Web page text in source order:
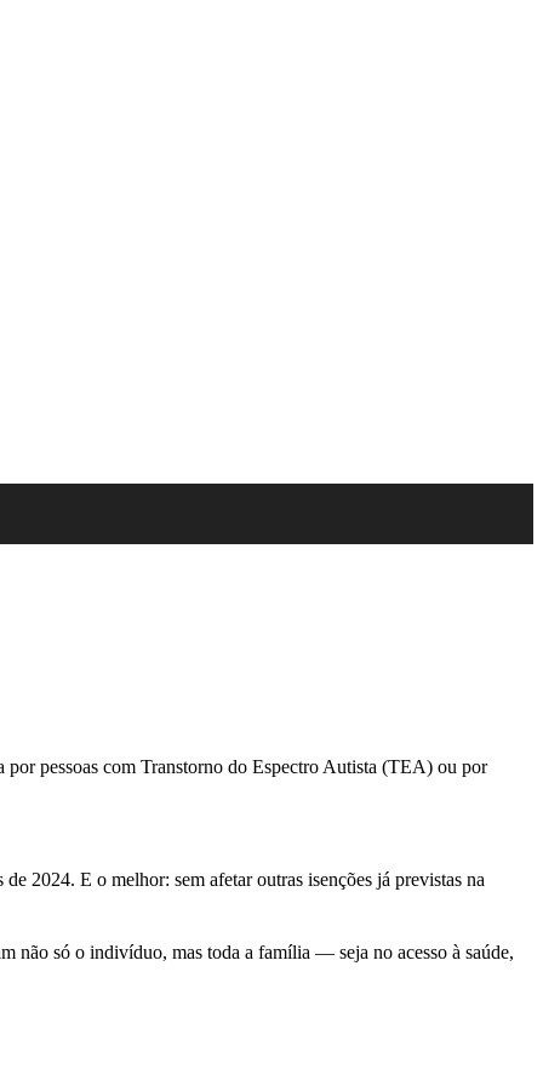
pessoas com Transtorno do Espectro Autista (TEA) ou por
2024. E o melhor: sem afetar outras isenções já previstas na
não só o indivíduo, mas toda a família — seja no acesso à saúde,